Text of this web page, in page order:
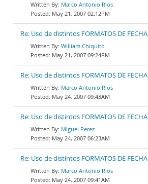
Marco Antonio Rios
May 21, 2007 02:12PM
Re: Uso de distintos FORMATOS DE FECHA
William Chiquito
May 21, 2007 09:24PM
Re: Uso de distintos FORMATOS DE FECHA
Marco Antonio Rios
May 24, 2007 09:43AM
Re: Uso de distintos FORMATOS DE FECHA
Miguel Perez
May 24, 2007 06:23AM
Re: Uso de distintos FORMATOS DE FECHA
Marco Antonio Rios
May 24, 2007 09:41AM